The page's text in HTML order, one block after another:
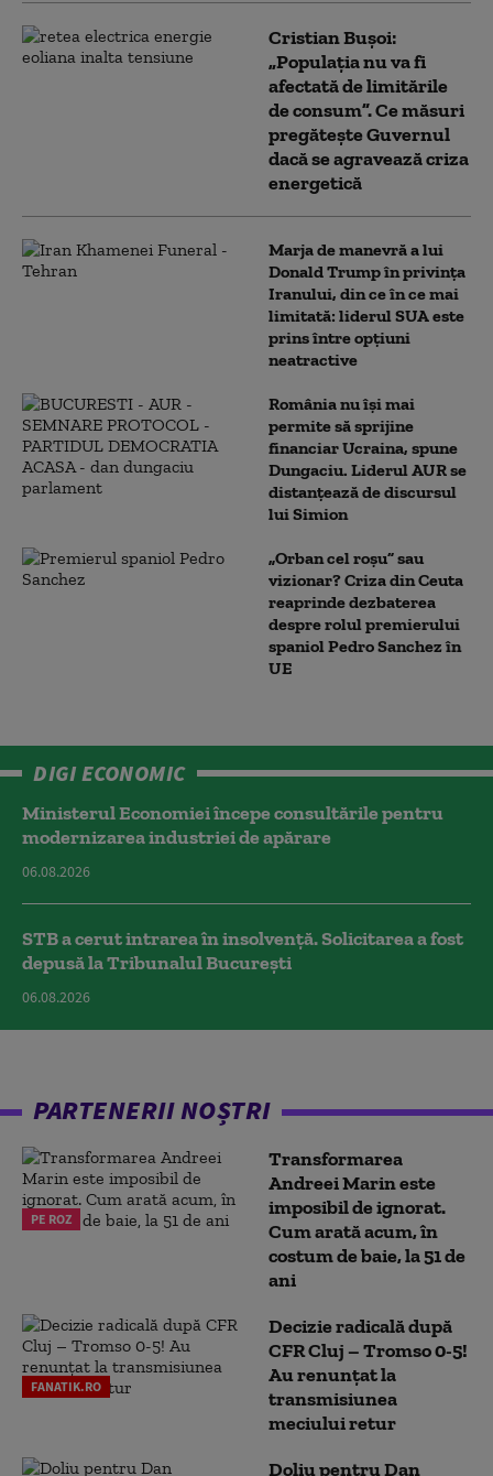
Cristian Bușoi:
„Populația nu va fi
afectată de limitările
de consum”. Ce măsuri
pregătește Guvernul
dacă se agravează criza
energetică
Marja de manevră a lui
Donald Trump în privința
Iranului, din ce în ce mai
limitată: liderul SUA este
prins între opțiuni
neatractive
România nu își mai
permite să sprijine
financiar Ucraina, spune
Dungaciu. Liderul AUR se
distanțează de discursul
lui Simion
„Orban cel roșu” sau
vizionar? Criza din Ceuta
reaprinde dezbaterea
despre rolul premierului
spaniol Pedro Sanchez în
UE
DIGI ECONOMIC
Ministerul Economiei începe consultările pentru
modernizarea industriei de apărare
06.08.2026
STB a cerut intrarea în insolvență. Solicitarea a fost
depusă la Tribunalul București
06.08.2026
PARTENERII NOȘTRI
PE ROZ
Transformarea
Andreei Marin este
imposibil de ignorat.
Cum arată acum, în
costum de baie, la 51 de
ani
FANATIK.RO
Decizie radicală după
CFR Cluj – Tromso 0-5!
Au renunțat la
transmisiunea
meciului retur
Doliu pentru Dan